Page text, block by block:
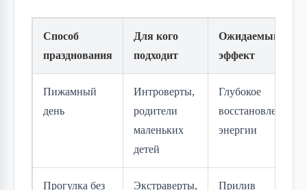
Способ
празднования
Для кого
подходит
Ожидаемый
эффект
Пижамный
день
Интроверты,
родители
маленьких
детей
Глубокое
восстановление
энергии
Прогулка без Экстраверты, Прилив